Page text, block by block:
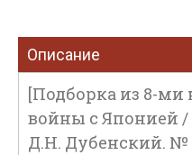
Описание
[Подборка из 8-ми
войны с Японией /
Д.Н. Дубенский. №